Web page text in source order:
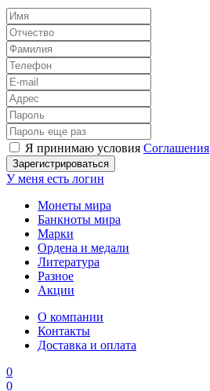
Я принимаю условия Соглашения
Зарегистрироваться
У меня есть логин
Монеты мира
Банкноты мира
Марки
Ордена и медали
Литература
Разное
Акции
О компании
Контакты
Доставка и оплата
0
0